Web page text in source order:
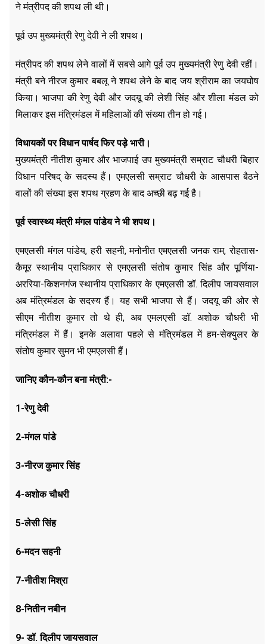
ने मंत्रीपद की शपथ ली थी।
पूर्व उप मुख्यमंत्री रेणु देवी ने ली शपथ।
मंत्रीपद की शपथ लेने वालों में सबसे आगे पूर्व उप मुख्यमंत्री रेणु देवी रहीं।
मंत्री बने नीरज कुमार बबलू ने शपथ लेने के बाद जय श्रीराम का जयघोष
किया। भाजपा की रेणु देवी और जदयू की लेशी सिंह और शीला मंडल को
मिलाकर इस मंत्रिमंडल में महिलाओं की संख्या तीन हो गई।
विधायकों पर विधान पार्षद फिर पड़े भारी।
मुख्यमंत्री नीतीश कुमार और भाजपाई उप मुख्यमंत्री सम्राट चौधरी बिहार
विधान परिषद् के सदस्य हैं। एमएलसी सम्राट चौधरी के आसपास बैठने
वालों की संख्या इस शपथ ग्रहण के बाद अच्छी बढ़ गई है।
पूर्व स्वास्थ्य मंत्री मंगल पांडेय ने भी शपथ।
एमएलसी मंगल पांडेय, हरी सहनी, मनोनीत एमएलसी जनक राम, रोहतास-
कैमूर स्थानीय प्राधिकार से एमएलसी संतोष कुमार सिंह और पूर्णिया-
अररिया-किशनगंज स्थानीय प्राधिकार के एमएलसी डॉ. दिलीप जायसवाल
अब मंत्रिमंडल के सदस्य हैं। यह सभी भाजपा से हैं। जदयू की ओर से
सीएम नीतीश कुमार तो थे ही, अब एमलएसी डॉ. अशोक चौधरी भी
मंत्रिमंडल में हैं। इनके अलावा पहले से मंत्रिमंडल में हम-सेक्युलर के
संतोष कुमार सुमन भी एमएलसी हैं।
जानिए कौन-कौन बना मंत्री:-
1-रेणु देवी
2-मंगल पांडे
3-नीरज कुमार सिंह
4-अशोक चौधरी
5-लेसी सिंह
6-मदन सहनी
7-नीतीश मिश्रा
8-नितीन नबीन
9- डॉ. दिलीप जायसवाल